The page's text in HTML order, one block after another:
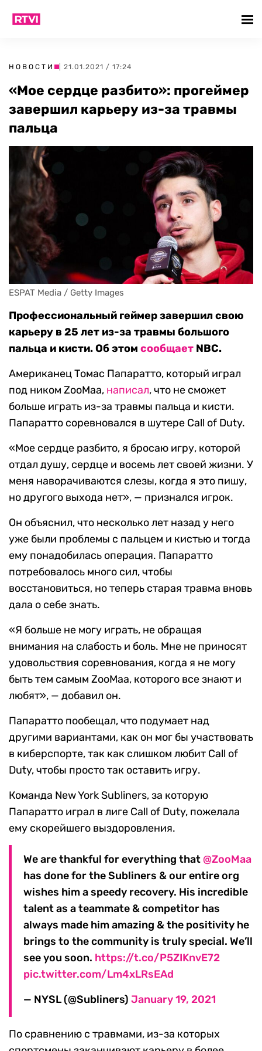
НОВОСТИ | 21.01.2021 / 17:24
«Мое сердце разбито»: прогеймер
завершил карьеру из-за травмы
пальца
ESPAT Media / Getty Images
Профессиональный геймер завершил свою
карьеру в 25 лет из-за травмы большого
пальца и кисти. Об этом сообщает NBC.
Американец Томас Папаратто, который играл
под ником ZooMaa, написал, что не сможет
больше играть из-за травмы пальца и кисти.
Папаратто соревновался в шутере Call of Duty.
«Мое сердце разбито, я бросаю игру, которой
отдал душу, сердце и восемь лет своей жизни. У
меня наворачиваются слезы, когда я это пишу,
но другого выхода нет», — признался игрок.
Он объяснил, что несколько лет назад у него
уже были проблемы с пальцем и кистью и тогда
ему понадобилась операция. Папаратто
потребовалось много сил, чтобы
восстановиться, но теперь старая травма вновь
дала о себе знать.
«Я больше не могу играть, не обращая
внимания на слабость и боль. Мне не приносят
удовольствия соревнования, когда я не могу
быть тем самым ZooMaa, которого все знают и
любят», — добавил он.
Папаратто пообещал, что подумает над
другими вариантами, как он мог бы участвовать
в киберспорте, так как слишком любит Call of
Duty, чтобы просто так оставить игру.
Команда New York Subliners, за которую
Папаратто играл в лиге Call of Duty, пожелала
ему скорейшего выздоровления.
We are thankful for everything that @ZooMaa
has done for the Subliners & our entire org
wishes him a speedy recovery. His incredible
talent as a teammate & competitor has
always made him amazing & the positivity he
brings to the community is truly special. We’ll
see you soon. https://t.co/P5ZIKnvE72
pic.twitter.com/Lm4xLRsEAd
— NYSL (@Subliners) January 19, 2021
По сравнению с травмами, из-за которых